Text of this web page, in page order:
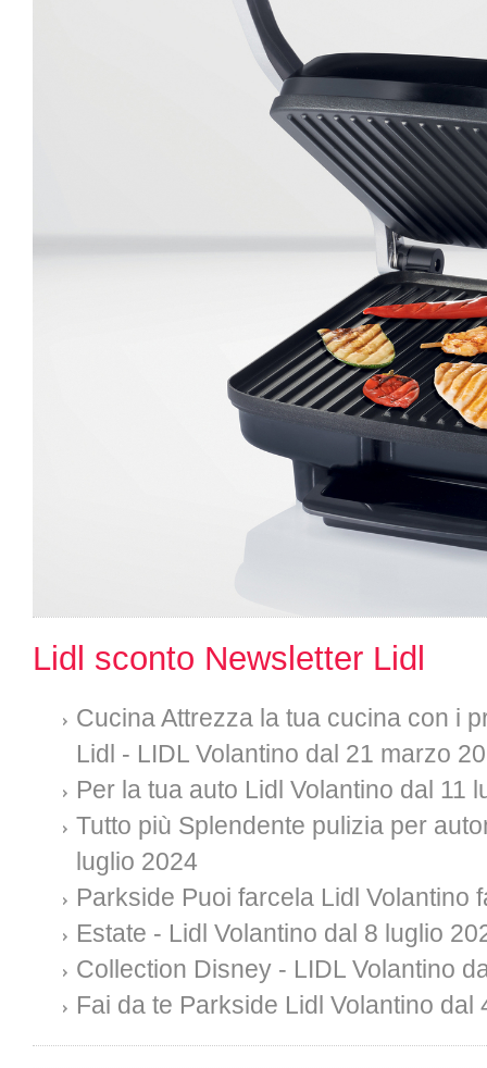
Lidl sconto Newsletter Lidl
Cucina Attrezza la tua cucina con i
Lidl - LIDL Volantino dal 21 marzo
Per la tua auto Lidl Volantino dal 11
Tutto più Splendente pulizia per
luglio 2024
Parkside Puoi farcela Lidl Volantino
Estate - Lidl Volantino dal 8 luglio
Collection Disney - LIDL Volantino
Fai da te Parkside Lidl Volantino dal